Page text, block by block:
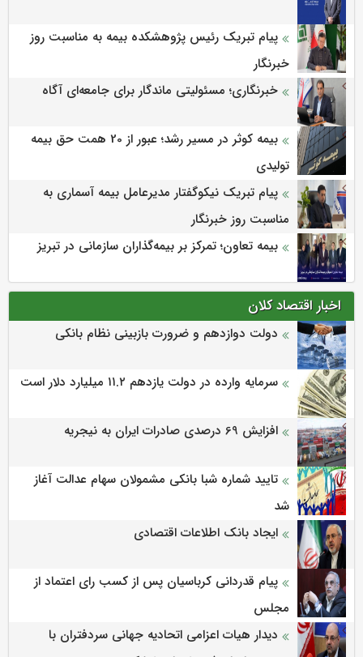
پیام تبریک رئیس پژوهشکده بیمه به مناسبت روز
خبرنگار
خبرنگاری؛ مسئولیتی ماندگار برای جامعه‌ای آگاه
بیمه کوثر در مسیر رشد؛ عبور از 20 همت حق بیمه
تولیدی
پیام تبریک نیکوگفتار مدیرعامل بیمه آسماری به
مناسبت روز خبرنگار
بیمه تعاون؛ تمرکز بر بیمه‌گذاران سازمانی در تبریز
اخبار اقتصاد کلان
دولت دوازدهم و ضرورت بازبینی نظام بانکی
سرمایه وارده در دولت یازدهم ۱۱.۲ میلیارد دلار است
افزایش 69 درصدی صادرات ایران به نیجریه
تایید شماره شبا بانکی مشمولان سهام عدالت آغاز
شد
ایجاد بانک اطلاعات اقتصادی
پیام قدردانی کرباسیان پس از کسب رای اعتماد از
مجلس
دیدار هیات اعزامی اتحادیه جهانی سردفتران با